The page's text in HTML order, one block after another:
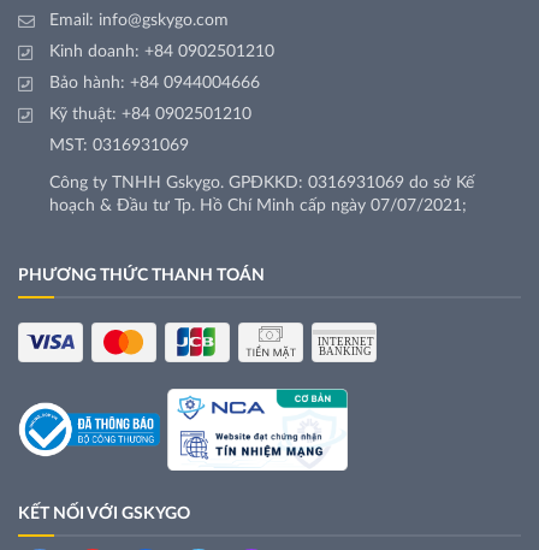
Email: info@gskygo.com
Kinh doanh: +84 0902501210
Bảo hành: +84 0944004666
Kỹ thuật: +84 0902501210
MST: 0316931069
Công ty TNHH Gskygo. GPĐKKD: 0316931069 do sở Kế
hoạch & Đầu tư Tp. Hồ Chí Minh cấp ngày 07/07/2021;
PHƯƠNG THỨC THANH TOÁN
KẾT NỐI VỚI GSKYGO